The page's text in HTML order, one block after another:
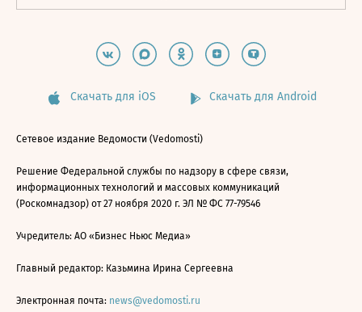
Скачать для iOS Скачать для Android
Сетевое издание Ведомости (Vedomosti)
Решение Федеральной службы по надзору в сфере связи,
информационных технологий и массовых коммуникаций
(Роскомнадзор) от 27 ноября 2020 г. ЭЛ № ФС 77-79546
Учредитель: АО «Бизнес Ньюс Медиа»
Главный редактор: Казьмина Ирина Сергеевна
Электронная почта: news@vedomosti.ru